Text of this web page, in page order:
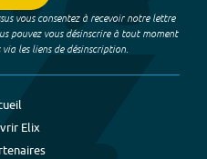
vous consentez à recevoir notre lettre
pouvez vous désinscrire à tout moment
les liens de désinscription.
Elix